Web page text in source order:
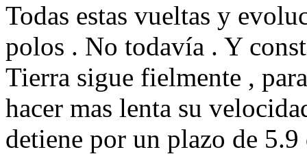
Todas estas vueltas y
polos . No todavía . Y
Tierra sigue fielmente ,
hacer mas lenta su
detiene por un plazo de